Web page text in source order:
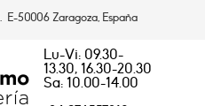
E-50006 Zaragoza, España
Lu-Vi: 09.30-
13.30, 16.30-20.30
Sa: 10.00-14.00